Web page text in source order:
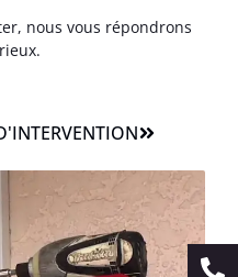
nous vous répondrons